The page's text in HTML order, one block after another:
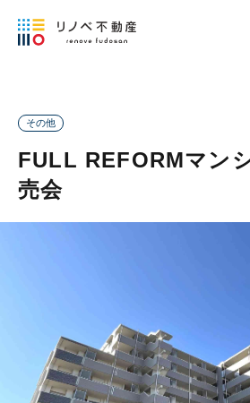
その他
FULL REFORMマン
売会